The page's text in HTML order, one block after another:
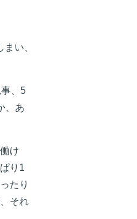
い、
、5
、あ
け
り1
たり
それ